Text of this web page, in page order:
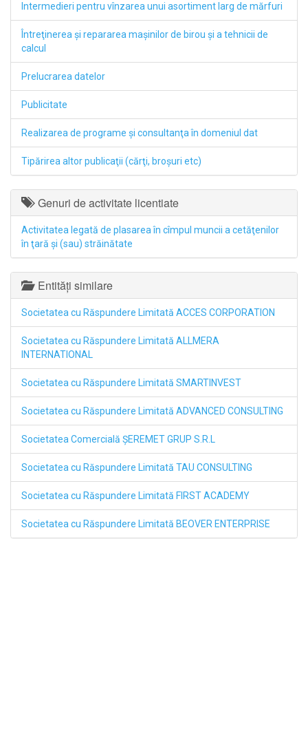
Intermedieri pentru vînzarea unui asortiment larg de mărfuri
Întreţinerea şi repararea maşinilor de birou şi a tehnicii de
calcul
Prelucrarea datelor
Publicitate
Realizarea de programe şi consultanţa în domeniul dat
Tipărirea altor publicaţii (cărţi, broşuri etc)
Genuri de activitate licentiate
Activitatea legată de plasarea în cîmpul muncii a cetăţenilor
în ţară şi (sau) străinătate
Entități similare
Societatea cu Răspundere Limitată ACCES CORPORATION
Societatea cu Răspundere Limitată ALLMERA
INTERNATIONAL
Societatea cu Răspundere Limitată SMARTINVEST
Societatea cu Răspundere Limitată ADVANCED CONSULTING
Societatea Comercială ŞEREMET GRUP S.R.L
Societatea cu Răspundere Limitată TAU CONSULTING
Societatea cu Răspundere Limitată FIRST ACADEMY
Societatea cu Răspundere Limitată BEOVER ENTERPRISE